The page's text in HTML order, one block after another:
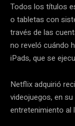
Todos los títulos
o tabletas con
través de las
no reveló cuándo
iPads, que se
Netflix adquirió
videojuegos, en
entretenimiento al